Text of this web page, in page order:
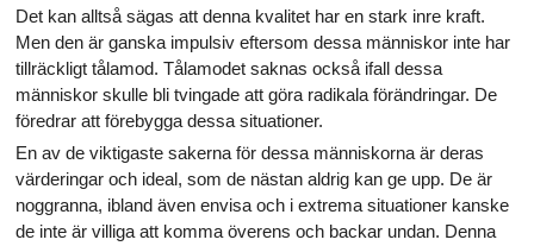
Det kan alltså sägas att denna kvalitet har en stark inre kraft.
Men den är ganska impulsiv eftersom dessa människor inte har
tillräckligt tålamod. Tålamodet saknas också ifall dessa
människor skulle bli tvingade att göra radikala förändringar. De
föredrar att förebygga dessa situationer.
En av de viktigaste sakerna för dessa människorna är deras
värderingar och ideal, som de nästan aldrig kan ge upp. De är
noggranna, ibland även envisa och i extrema situationer kanske
de inte är villiga att komma överens och backar undan. Denna